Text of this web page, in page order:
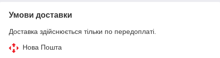
Умови доставки
Доставка здійснюється тільки по передоплаті.
Нова Пошта